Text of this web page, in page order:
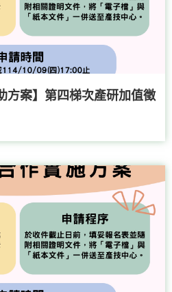
方案】第四梯次產研加值徵